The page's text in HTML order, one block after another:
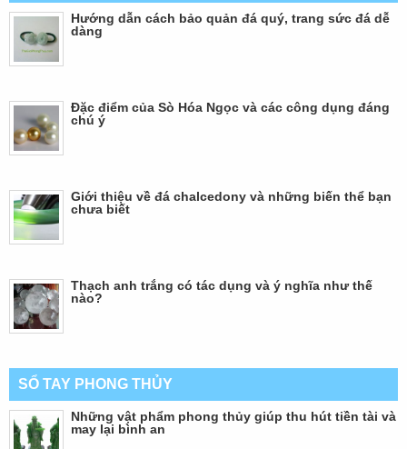
Hướng dẫn cách bảo quản đá quý, trang sức đá dễ
dàng
Đặc điểm của Sò Hóa Ngọc và các công dụng đáng
chú ý
Giới thiệu về đá chalcedony và những biến thể bạn
chưa biết
Thạch anh trắng có tác dụng và ý nghĩa như thế
nào?
SỔ TAY PHONG THỦY
Những vật phẩm phong thủy giúp thu hút tiền tài và
may lại bình an